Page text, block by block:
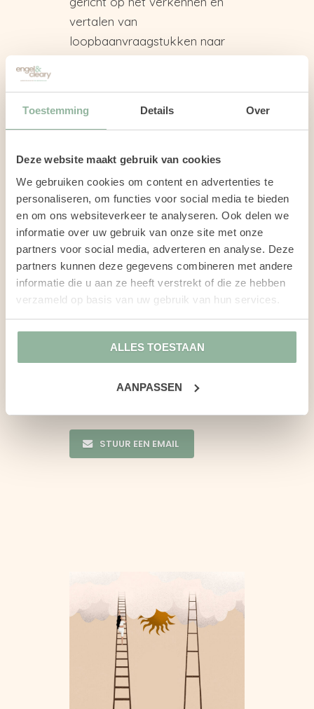
Toestemming Details Over
Deze website maakt gebruik van cookies
We gebruiken cookies om content en advertenties te
personaliseren, om functies voor social media te bieden
en om ons websiteverkeer te analyseren. Ook delen we
informatie over uw gebruik van onze site met onze
partners voor social media, adverteren en analyse. Deze
partners kunnen deze gegevens combineren met andere
informatie die u aan ze heeft verstrekt of die ze hebben
verzameld op basis van uw gebruik van hun services.
ALLES TOESTAAN
AANPASSEN
vertalen van
loopbaanvraagstukken naar
Zelfevaluatie en
Doelen bepalen.
Ontwikkelingsplan maken.
Actieplan opstellen.
Uitvoering.
Meten en reflecteren.
Eindevaluatie.
coachingsvraagstuk en opties
te bespreken.
STUUR EEN EMAIL